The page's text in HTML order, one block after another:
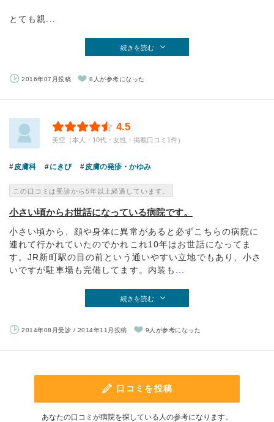
とても親...
続きを読む
2016年07月投稿 8人が参考になった
4.5
美空（本人・10代・女性・掲載口コミ1件）
皮膚科 にきび 皮膚の発疹・かゆみ
この口コミは受診から5年以上経過しています。
小さい頃からお世話になっている病院です。
小さい頃から、顔や身体に異常があると必ずこちらの病院に
連れて行かれていたのでかれこれ10年はお世話になってま
す。JR新町駅の目の前という通いやすい立地でもあり、小さ
いですが駐車場も完備してます。内装も...
続きを読む
2014年08月受診 / 2014年11月投稿 9人が参考になった
口コミを投稿
あなたの口コミが病院を探している人の参考になります。